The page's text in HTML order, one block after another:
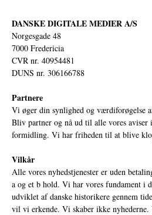
DANSKE DIGITALE MEDIER A/S
Norgesgade 48
7000 Fredericia
CVR nr. 40954481
DUNS nr. 306166788
Partnere
Vi øger din synlighed og værdiforøgelse
Bliv partner og nå ud til alle vores
formidling. Vi har friheden til at blive
Vilkår
Alle vores nyhedstjenester er uden
a og et b hold. Vi har vores fundament i
udviklet af danske historikere gennem
vil vi erkende. Vi skaber ikke